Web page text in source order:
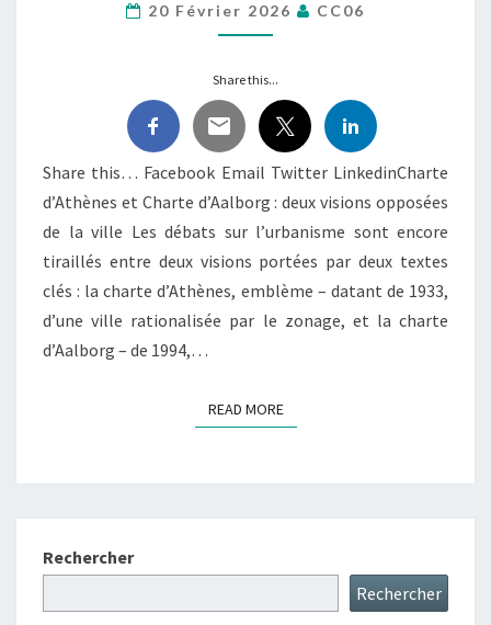
AALBORG
ET
20 Février 2026 CC06
Share this...
Share this… Facebook Email Twitter LinkedinCharte
d’Athènes et Charte d’Aalborg : deux visions opposées
de la ville Les débats sur l’urbanisme sont encore
tiraillés entre deux visions portées par deux textes
clés : la charte d’Athènes, emblème – datant de 1933,
d’une ville rationalisée par le zonage, et la charte
d’Aalborg – de 1994,…
READ MOREREAD MORE
Rechercher
Rechercher